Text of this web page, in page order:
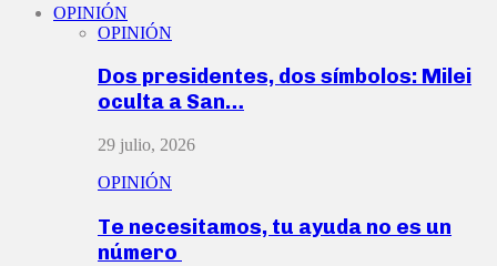
OPINIÓN
OPINIÓN
Dos presidentes, dos símbolos: Milei
oculta a San…
29 julio, 2026
OPINIÓN
Te necesitamos, tu ayuda no es un
número